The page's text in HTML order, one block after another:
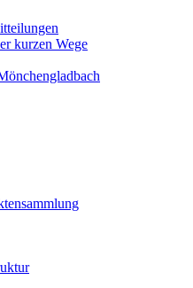
kurzen Wege